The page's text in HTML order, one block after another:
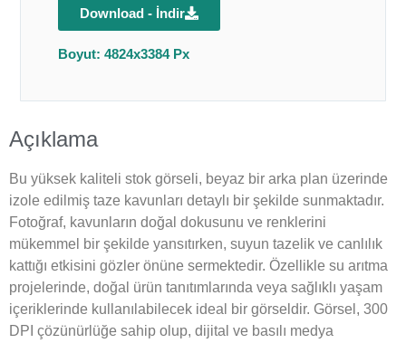
Download - İndir
Boyut: 4824x3384 Px
Açıklama
Bu yüksek kaliteli stok görseli, beyaz bir arka plan üzerinde
izole edilmiş taze kavunları detaylı bir şekilde sunmaktadır.
Fotoğraf, kavunların doğal dokusunu ve renklerini
mükemmel bir şekilde yansıtırken, suyun tazelik ve canlılık
kattığı etkisini gözler önüne sermektedir. Özellikle su arıtma
projelerinde, doğal ürün tanıtımlarında veya sağlıklı yaşam
içeriklerinde kullanılabilecek ideal bir görseldir. Görsel, 300
DPI çözünürlüğe sahip olup, dijital ve basılı medya